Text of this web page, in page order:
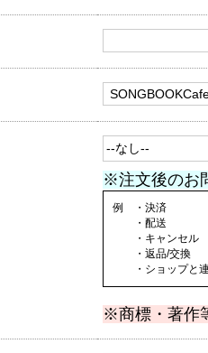
※注文後のお
例 ・決済
・配送
・キャンセル
・返品/交換
・ショップと連
※商標・著作